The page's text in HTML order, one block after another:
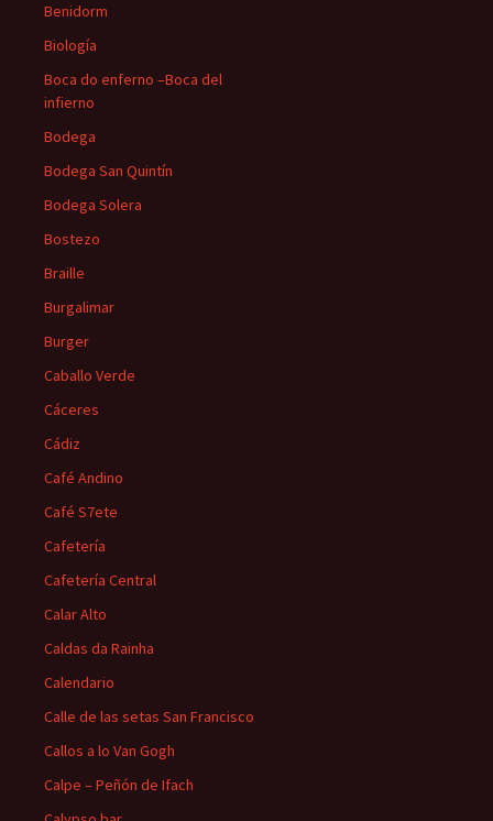
Benidorm
Biología
Boca do enferno –Boca del
infierno
Bodega
Bodega San Quintín
Bodega Solera
Bostezo
Braille
Burgalimar
Burger
Caballo Verde
Cáceres
Cádiz
Café Andino
Café S7ete
Cafetería
Cafetería Central
Calar Alto
Caldas da Rainha
Calendario
Calle de las setas San Francisco
Callos a lo Van Gogh
Calpe – Peñón de Ifach